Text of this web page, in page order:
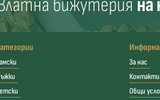
За нас
Контакти
Общи